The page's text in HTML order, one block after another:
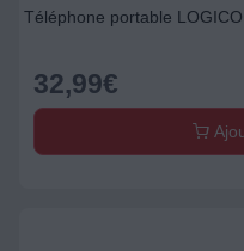
Téléphone portable
32,99€